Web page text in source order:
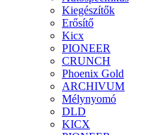
Kiegészítők
Erősítő
Kicx
PIONEER
CRUNCH
Phoenix Gold
ARCHIVUM
Mélynyomó
DLD
KICX